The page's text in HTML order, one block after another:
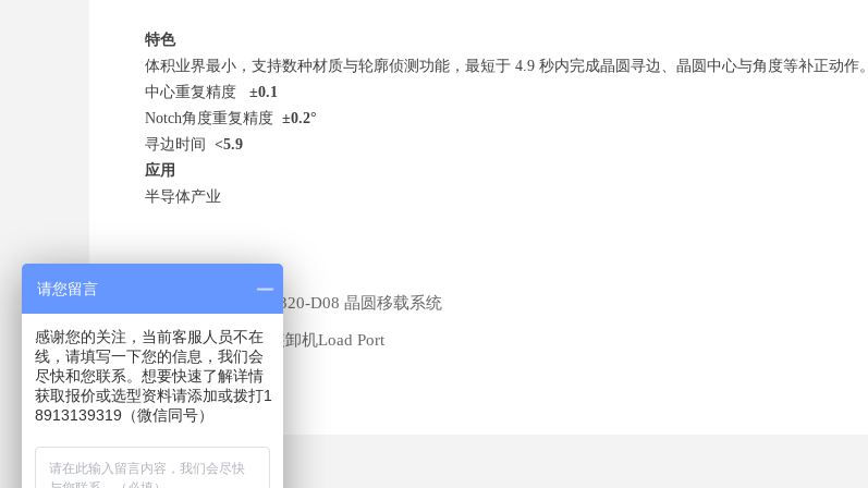
特色
体积业界最小，支持数种材质与轮廓侦测功能，最短于 4.9 秒内完成晶圆寻边、晶圆中心与角度等补正动作。
中心重复精度 ±0.1
Notch角度重复精度 ±0.2°
寻边时间 <5.9
应用
半导体产业
EFEM320-D08 晶圆移载系统
ꄲ 后一个： 晶圆装卸机Load Port
请您留言
感谢您的关注，当前客服人员不在
线，请填写一下您的信息，我们会
尽快和您联系。想要快速了解详情
获取报价或选型资料请添加或拨打1